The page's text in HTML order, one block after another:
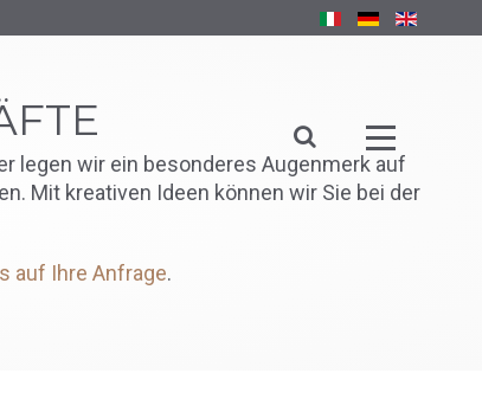
legen wir ein besonderes Augenmerk auf
Mit kreativen Ideen können wir Sie bei der
auf Ihre Anfrage.